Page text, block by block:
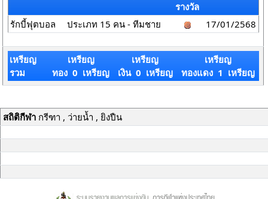
รางวัล
รักบี้ฟุตบอล ประเภท 15 คน - ทีมชาย 17/01/2568
เหรียญ
รวม
เหรียญ
ทอง 0 เหรียญ
เหรียญ
เงิน 0 เหรียญ
เหรียญ
ทองแดง 1 เหรียญ
สถิติกีฬากรีฑา , ว่ายน้ำ , ยิงปืน